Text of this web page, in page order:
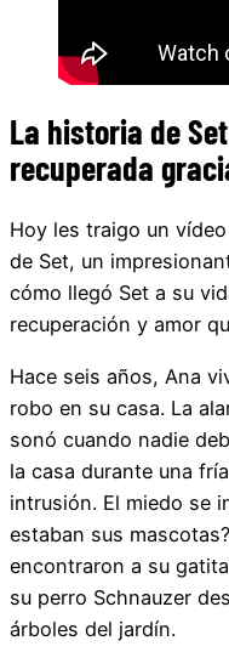
La historia de
recuperada
Hoy les traigo un
de Set, un
cómo llegó Set a su
recuperación y amor
Hace seis años, Ana
robo en su casa. La
sonó cuando nadie
la casa durante una
intrusión. El miedo se
estaban sus
encontraron a su
su perro Schnauzer
árboles del jardín.